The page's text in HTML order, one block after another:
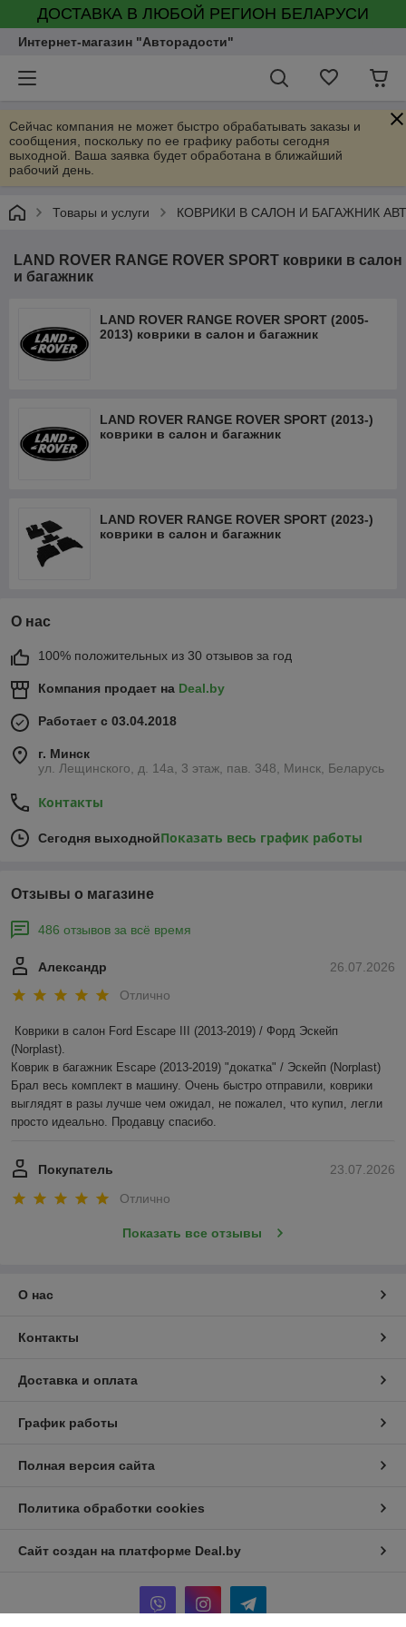
ДОСТАВКА В ЛЮБОЙ РЕГИОН БЕЛАРУСИ
Интернет-магазин "Авторадости"
Сейчас компания не может быстро обрабатывать заказы и
сообщения, поскольку по ее графику работы сегодня
выходной. Ваша заявка будет обработана в ближайший
рабочий день.
Товары и услуги КОВРИКИ В САЛОН И БАГАЖНИК
LAND ROVER RANGE ROVER SPORT коврики в салон
и багажник
LAND ROVER RANGE ROVER SPORT (2005-
2013) коврики в салон и багажник
LAND ROVER RANGE ROVER SPORT (2013-)
коврики в салон и багажник
LAND ROVER RANGE ROVER SPORT (2023-)
коврики в салон и багажник
О нас
100% положительных из 30 отзывов за год
Компания продает на Deal.by
Работает с 03.04.2018
г. Минск
ул. Лещинского, д. 14а, 3 этаж, пав. 348, Минск, Беларусь
Контакты
Сегодня выходнойПоказать весь график работы
Отзывы о магазине
486 отзывов за всё время
26.07.2026
Александр
Отлично
Коврики в салон Ford Escape III (2013-2019) / Форд Эскейп
(Norplast).
Коврик в багажник Escape (2013-2019) "докатка" / Эскейп (Norplast)
Брал весь комплект в машину. Очень быстро отправили, коврики
выглядят в разы лучше чем ожидал, не пожалел, что купил, легли
просто идеально. Продавцу спасибо.
23.07.2026
Покупатель
Отлично
Показать все отзывы
О нас
Контакты
Доставка и оплата
График работы
Полная версия сайта
Политика обработки cookies
Сайт создан на платформе Deal.by